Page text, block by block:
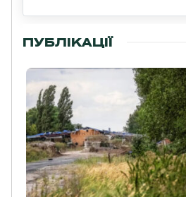
ПУБЛІКАЦІЇ